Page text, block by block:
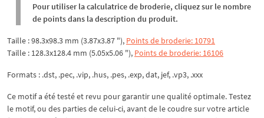
Pour utiliser la calculatrice de broderie, cliquez sur le nombre
de points dans la description du produit.
Taille : 98.3x98.3 mm (3.87x3.87 "), Points de broderie: 10791
Taille : 128.3x128.4 mm (5.05x5.06 "), Points de broderie: 16106
Formats : .dst, .pec, .vip, .hus, .pes, .exp, dat, jef, .vp3, .xxx
Ce motif a été testé et revu pour garantir une qualité optimale. Testez
le motif, ou des parties de celui-ci, avant de le coudre sur votre article